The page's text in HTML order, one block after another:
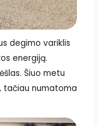
degimo variklis
energiją.
Šiuo metu
tačiau numatoma